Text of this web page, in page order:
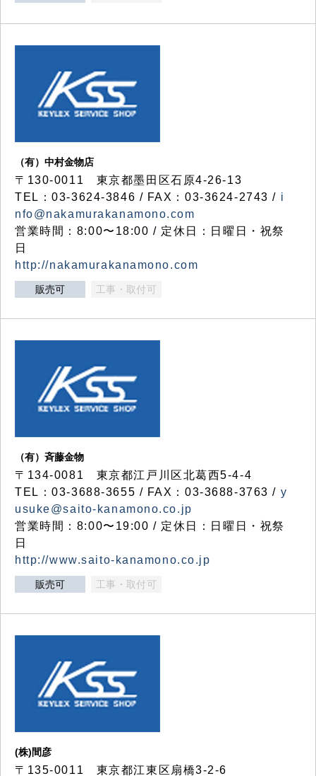
（有）中村金物店
〒130-0011 東京都墨田区石原4-26-13
TEL：03-3624-3846 / FAX：03-3624-2743 / i
nfo@nakamurakanamono.com
営業時間：8:00〜18:00 / 定休日：日曜日・祝祭
日
http://nakamurakanamono.com
販売可 工事・取付可
（有）斉藤金物
〒134-0081 東京都江戸川区北葛西5-4-4
TEL：03-3688-3655 / FAX：03-3688-3763 / y
usuke@saito-kanamono.co.jp
営業時間：8:00〜19:00 / 定休日：日曜日・祝祭
日
http://www.saito-kanamono.co.jp
販売可 工事・取付可
(株)間彦
〒135-0011 東京都江東区扇橋3-2-6